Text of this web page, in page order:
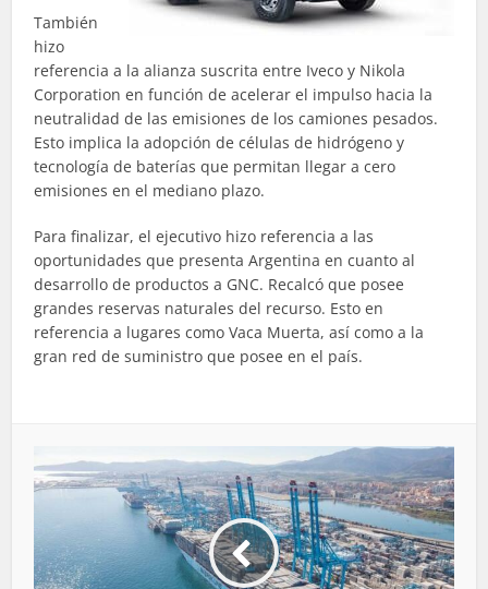
También
hizo
referencia a la alianza suscrita entre Iveco y Nikola
Corporation en función de acelerar el impulso hacia la
neutralidad de las emisiones de los camiones pesados.
Esto implica la adopción de células de hidrógeno y
tecnología de baterías que permitan llegar a cero
emisiones en el mediano plazo.
Para finalizar, el ejecutivo hizo referencia a las
oportunidades que presenta Argentina en cuanto al
desarrollo de productos a GNC. Recalcó que posee
grandes reservas naturales del recurso. Esto en
referencia a lugares como Vaca Muerta, así como a la
gran red de suministro que posee en el país.